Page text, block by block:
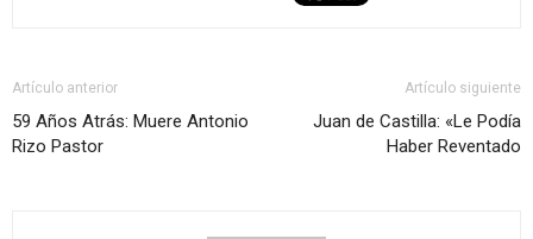
Artículo anterior
59 Años Atrás: Muere Antonio
Rizo Pastor
Artículo siguiente
Juan de Castilla: «Le Podía
Haber Reventado